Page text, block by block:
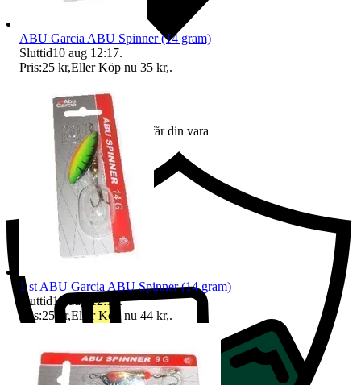
Ersättning om du inte får din vara
ABU Garcia ABU Spinner (14 gram)
Sluttid10 aug 12:17.
Pris:25 kr,Eller Köp nu 35 kr,.
1 st ABU Garcia ABU Spinner (14 gram)
Sluttid10 aug 12:18 .
Pris:25 kr,Eller Köp nu 44 kr,.